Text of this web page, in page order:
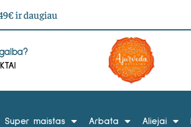
ir daugiau
Super maistas Arbata Aliejai